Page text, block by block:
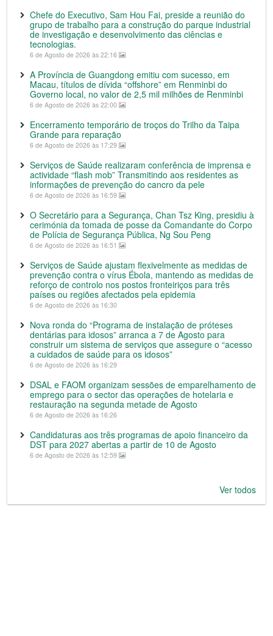
Chefe do Executivo, Sam Hou Fai, preside a reunião do
grupo de trabalho para a construção do parque industrial
de investigação e desenvolvimento das ciências e
tecnologias.
6 de Agosto de 2026 às 22:16
A Província de Guangdong emitiu com sucesso, em
Macau, títulos de dívida “offshore” em Renminbi do
Governo local, no valor de 2,5 mil milhões de Renminbi
6 de Agosto de 2026 às 22:00
Encerramento temporário de troços do Trilho da Taipa
Grande para reparação
6 de Agosto de 2026 às 17:29
Serviços de Saúde realizaram conferência de imprensa e
actividade “flash mob” Transmitindo aos residentes as
informações de prevenção do cancro da pele
6 de Agosto de 2026 às 16:59
O Secretário para a Segurança, Chan Tsz King, presidiu à
cerimónia da tomada de posse da Comandante do Corpo
de Polícia de Segurança Pública, Ng Sou Peng
6 de Agosto de 2026 às 16:51
Serviços de Saúde ajustam flexivelmente as medidas de
prevenção contra o vírus Ébola, mantendo as medidas de
reforço de controlo nos postos fronteiriços para três
países ou regiões afectados pela epidemia
6 de Agosto de 2026 às 16:30
Nova ronda do “Programa de instalação de próteses
dentárias para idosos” arranca a 7 de Agosto para
construir um sistema de serviços que assegure o “acesso
a cuidados de saúde para os idosos”
6 de Agosto de 2026 às 16:29
DSAL e FAOM organizam sessões de emparelhamento de
emprego para o sector das operações de hotelaria e
restauração na segunda metade de Agosto
6 de Agosto de 2026 às 16:26
Candidaturas aos três programas de apoio financeiro da
DST para 2027 abertas a partir de 10 de Agosto
6 de Agosto de 2026 às 12:59
Ver todos